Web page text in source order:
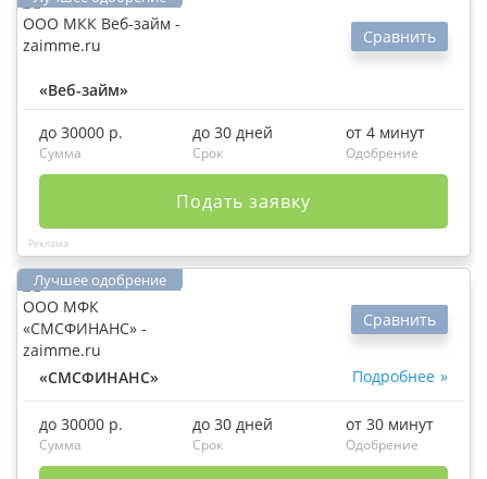
«Веб-займ»
Сравнить
до 30000 р.
Сумма
до 30 дней
Срок
от 4 минут
Одобрение
Подать заявку
«СМСФИНАНС» Подробнее
Сравнить
до 30000 р.
Сумма
до 30 дней
Срок
от 30 минут
Одобрение